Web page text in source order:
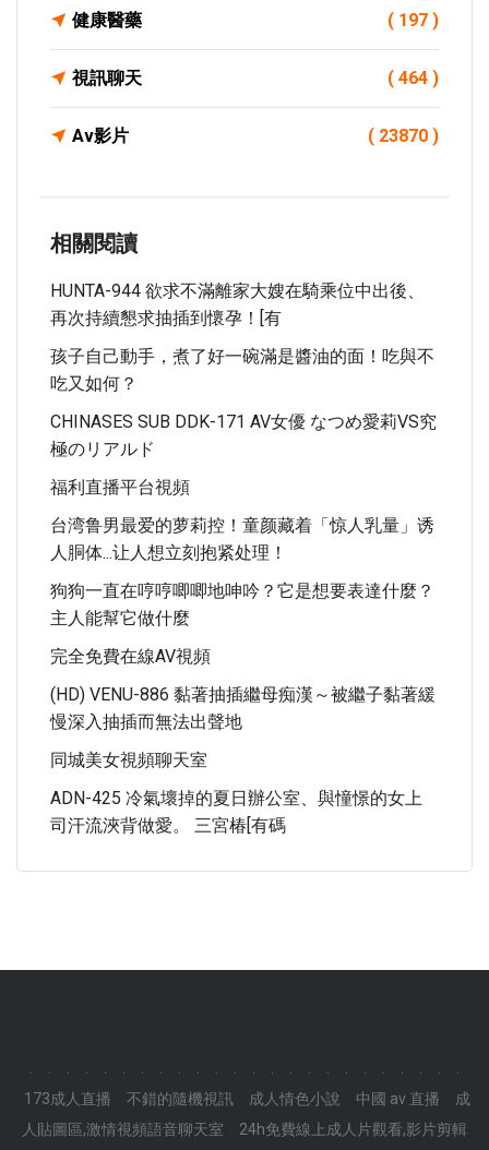
健康醫藥 ( 197 )
視訊聊天 ( 464 )
Av影片 ( 23870 )
相關閱讀
HUNTA-944 欲求不滿離家大嫂在騎乘位中出後、
再次持續懇求抽插到懷孕！[有
孩子自己動手，煮了好一碗滿是醬油的面！吃與不
吃又如何？
CHINASES SUB DDK-171 AV女優 なつめ愛莉VS究
極のリアルド
福利直播平台視頻
台湾鲁男最爱的萝莉控！童颜藏着「惊人乳量」诱
人胴体...让人想立刻抱紧处理！
狗狗一直在哼哼唧唧地呻吟？它是想要表達什麼？
主人能幫它做什麼
完全免費在線AV視頻
(HD) VENU-886 黏著抽插繼母痴漢～被繼子黏著緩
慢深入抽插而無法出聲地
同城美女視頻聊天室
ADN-425 冷氣壞掉的夏日辦公室、與憧憬的女上
司汗流浹背做愛。 三宮椿[有碼
173成人直播
不錯的隨機視訊 成人情色小說 中國 av 直播
成
人貼圖區,激情視頻語音聊天室
24h免費線上成人片觀看,影片剪輯